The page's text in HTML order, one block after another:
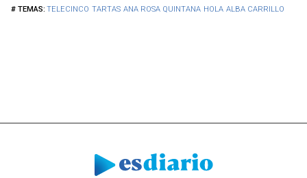
TELECINCO TARTAS ANA ROSA QUINTANA HOLA ALBA CARRILLO